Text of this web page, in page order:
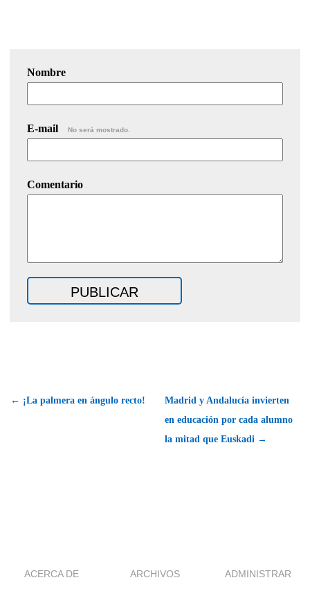
Nombre
E-mail No será mostrado.
Comentario
← ¡La palmera en ángulo recto!
Madrid y Andalucía invierten
en educación por cada alumno
la mitad que Euskadi →
ACERCA DE ARCHIVOS ADMINISTRAR